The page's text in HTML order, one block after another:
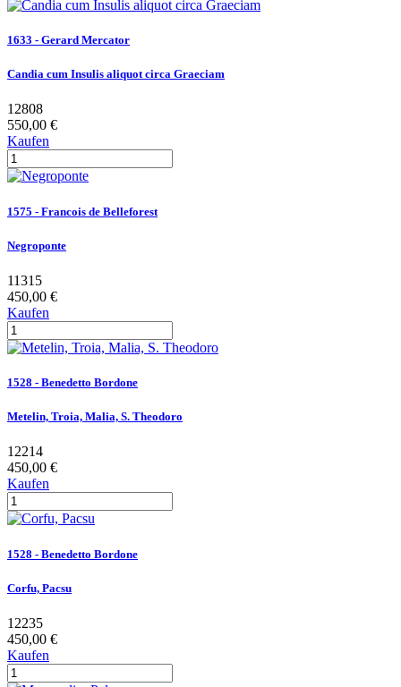
1633 - Gerard Mercator
Candia cum Insulis aliquot circa Graeciam
12808
550,00 €
Kaufen
1575 - Francois de Belleforest
Negroponte
11315
450,00 €
Kaufen
1528 - Benedetto Bordone
Metelin, Troia, Malia, S. Theodoro
12214
450,00 €
Kaufen
1528 - Benedetto Bordone
Corfu, Pacsu
12235
450,00 €
Kaufen